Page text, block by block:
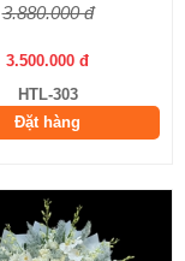
3.880.000 đ
3.500.000 đ
HTL-303
Đặt hàng